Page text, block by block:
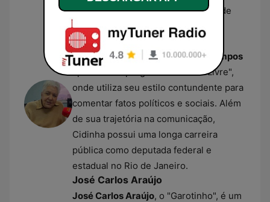
à emissora em 2017 após décadas de
sucesso na Rádio Globo.
Cidinha Campos
A jornalista e radialistaCidinha Campos
apresenta o programa "Cidinha Livre",
onde utiliza seu estilo contundente para
comentar fatos políticos e sociais. Além
de sua trajetória na comunicação,
Cidinha possui uma longa carreira
pública como deputada federal e
estadual no Rio de Janeiro.
José Carlos Araújo
José Carlos Araújo, o "Garotinho", é um